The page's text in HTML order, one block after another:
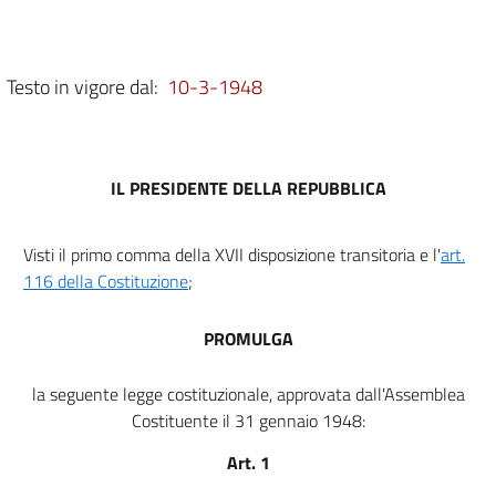
Testo in vigore dal: 10-3-1948
IL PRESIDENTE DELLA REPUBBLICA
Visti il primo comma della XVII disposizione transitoria e l'art.
116 della Costituzione;
PROMULGA
la seguente legge costituzionale, approvata dall'Assemblea
Costituente il 31 gennaio 1948:
Art. 1